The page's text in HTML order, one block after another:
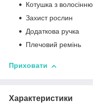
Котушка з волосінню
Захист рослин
Додаткова ручка
Плечовий ремінь
Приховати
Характеристики